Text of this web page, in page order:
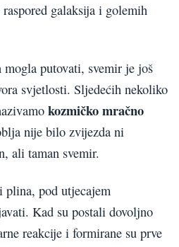
galaksija i golemih
putovati, svemir je još
svjetlosti. Sljedećih nekoliko
kozmičko mračno
nije bilo zvijezda ni
ali taman svemir.
plina, pod utjecajem
Kad su postali dovoljno
reakcije i formirane su prve